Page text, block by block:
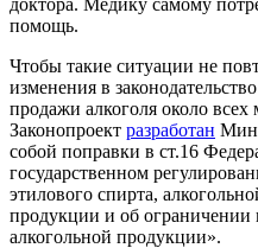
помощь.
Чтобы такие ситуации не
изменения в
продажи алкоголя около
Законопроект разработан
собой поправки в ст.16
государственном
этилового спирта,
продукции и об ограничении
алкогольной продукции».